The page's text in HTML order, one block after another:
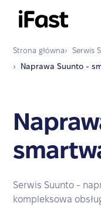
Strona główna› Serwis
›
Naprawa Suunto -
Serwis Suunto -
kompleksowa